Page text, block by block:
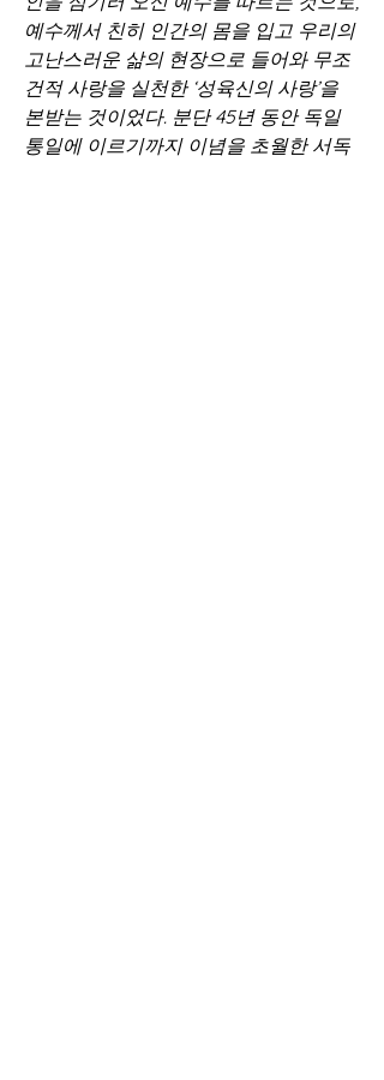
예수께서 친히 인간의 몸을 입고 우리의
고난스러운 삶의 현장으로 들어와 무조
건적 사랑을 실천한 ‘성육신의 사랑’을
본받는 것이었다. 분단 45년 동안 독일
통일에 이르기까지 이념을 초월한 서독